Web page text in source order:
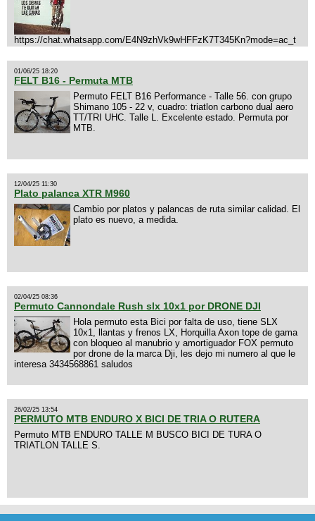
https://chat.whatsapp.com/E4N9zhVk9wHFFzK7T345Kn?mode=ac_t
01/06/25 18:20
FELT B16 - Permuta MTB
Permuto FELT B16 Performance - Talle 56. con grupo
Shimano 105 - 22 v, cuadro: triatlon carbono dual aero
TT/TRI UHC. Talle L. Excelente estado. Permuta por
MTB.
12/04/25 11:30
Plato palanca XTR M960
Cambio por platos y palancas de ruta similar calidad. El
plato es nuevo, a medida.
02/04/25 08:36
Permuto Cannondale Rush slx 10x1 por DRONE DJI
Hola permuto esta Bici por falta de uso, tiene SLX
10x1, llantas y frenos LX, Horquilla Axon tope de gama
con bloqueo al manubrio y amortiguador FOX permuto
por drone de la marca Dji, les dejo mi numero al que le
interesa 3434568861 saludos
26/02/25 13:54
PERMUTO MTB ENDURO X BICI DE TRIA O RUTERA
Permuto MTB ENDURO TALLE M BUSCO BICI DE TURA O
TRIATLON TALLE S.